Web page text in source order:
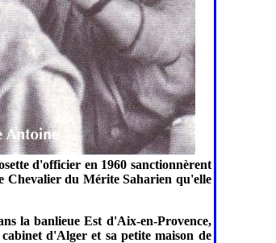
d'officier en 1960 sanctionnèrent
Chevalier du Mérite Saharien qu'elle
la banlieue Est d'Aix-en-Provence,
d'Alger et sa petite maison de